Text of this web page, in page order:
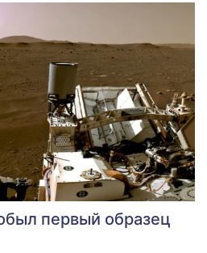
первый образец